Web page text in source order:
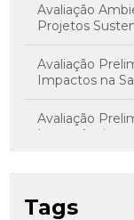
Avaliação
Projetos
Avaliação
Impactos na
Avaliação
Importância e
Tags